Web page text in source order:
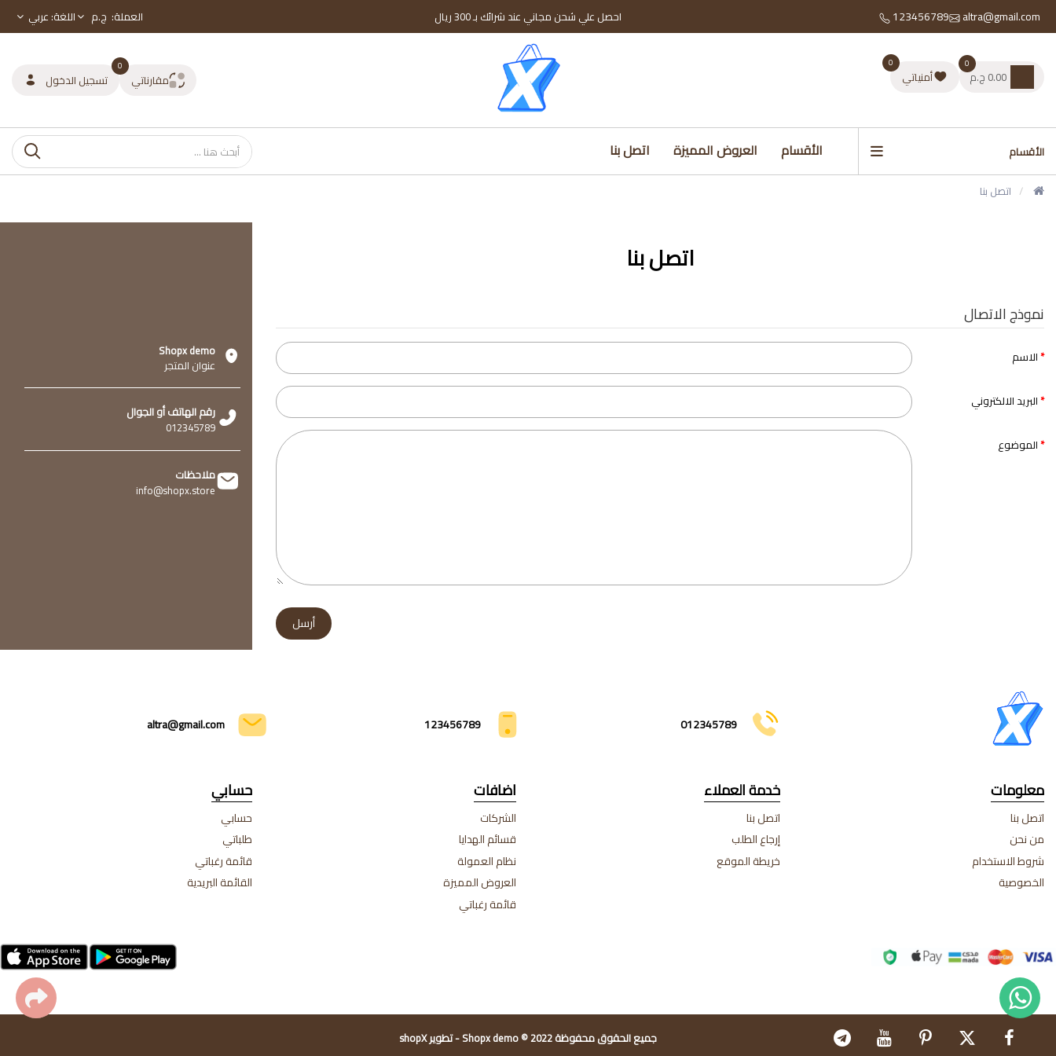
altra@gmail.com
123456789 احصل علي شحن مجاني عند شرائك بـ 300 ريال العملة: ج.م اللغة: عربي
0
0.00 ج.م أمنياتي
0
مقارناتي
0
تسجيل الدخول
الأقسام الأقسام العروض المميزة اتصل بنا
اتصل بنا
اتصل بنا
نموذج الاتصال
الاسم
البريد الالكتروني
الموضوع
Shopx demo
عنوان المتجر
رقم الهاتف أو الجوال
012345789
ملاحظات
info@shopx.store
012345789
123456789
altra@gmail.com
معلومات
اتصل بنا
من نحن
شروط الاستخدام
الخصوصية
خدمة العملاء
اتصل بنا
إرجاع الطلب
خريطة الموقع
اضافات
الشركات
قسائم الهدايا
نظام العمولة
العروض المميزة
قائمة رغباتي
حسابي
حسابي
طلباتي
قائمة رغباتي
القائمة البريدية
جميع الحقوق محفوظة Shopx demo © 2022 - تطوير shopX